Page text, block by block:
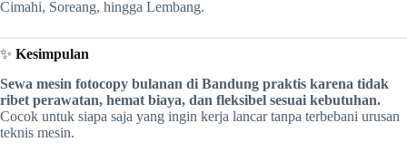
Cimahi, Soreang, hingga Lembang.
✨ Kesimpulan
Sewa mesin fotocopy bulanan di Bandung praktis karena tidak
ribet perawatan, hemat biaya, dan fleksibel sesuai kebutuhan.
Cocok untuk siapa saja yang ingin kerja lancar tanpa terbebani urusan
teknis mesin.